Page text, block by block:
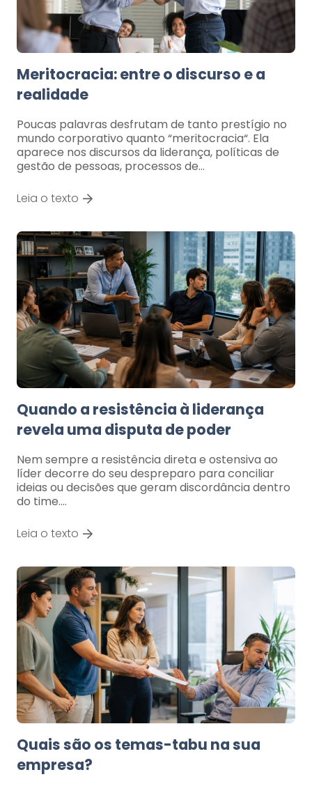
Meritocracia: entre o discurso e a
realidade
Poucas palavras desfrutam de tanto prestígio no
mundo corporativo quanto “meritocracia“. Ela
aparece nos discursos da liderança, políticas de
gestão de pessoas, processos de…
Leia o texto
Quando a resistência à liderança
revela uma disputa de poder
Nem sempre a resistência direta e ostensiva ao
líder decorre do seu despreparo para conciliar
ideias ou decisões que geram discordância dentro
do time.…
Leia o texto
Quais são os temas-tabu na sua
empresa?